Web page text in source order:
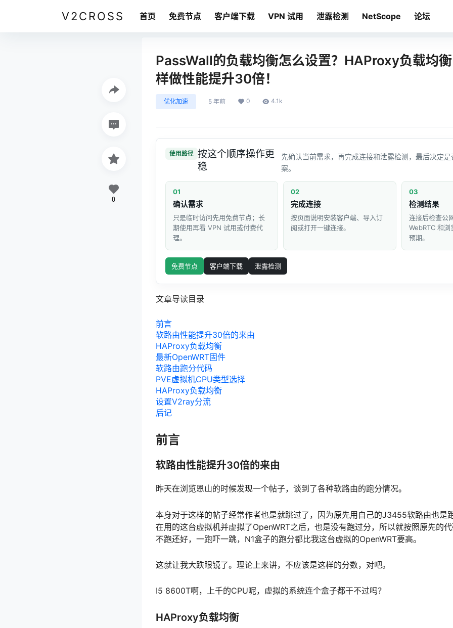
V2CROSS 首页 免费节点 客户端下载 VPN 试用 泄露检测 NetScope 论坛
PassWall的负载均衡怎么设置？HAProxy负载均
样做性能提升30倍！
优化加速 5 年前 0 4.1k
使用路径 按这个顺序操作更
稳
先确认当前需求，再完成连接和泄露检测，最后决定
案。
01
确认需求
只是临时访问先用免费节点；长
期使用再看 VPN 试用或付费代
理。
02
完成连接
按页面说明安装客户端、导入订
阅或打开一键连接。
03
检测结果
连接后检查公
WebRTC 和浏
预期。
免费节点 客户端下载 泄露检测
文章导读目录
前言
软路由性能提升30倍的来由
HAProxy负载均衡
最新OpenWRT固件
软路由跑分代码
PVE虚拟机CPU类型选择
HAProxy负载均衡
设置V2ray分流
后记
前言
软路由性能提升30倍的来由
昨天在浏览恩山的时候发现一个帖子，谈到了各种软路由的跑分情况。
本身对于这样的帖子经常作者也是就跳过了，因为原先用自己的J3455软路由也是
在用的这台虚拟机并虚拟了OpenWRT之后，也是没有跑过分，所以就按照原先的
不跑还好，一跑吓一跳，N1盒子的跑分都比我这台虚拟的OpenWRT要高。
这就让我大跌眼镜了。理论上来讲，不应该是这样的分数，对吧。
I5 8600T啊，上千的CPU呢，虚拟的系统连个盒子都干不过吗？
HAProxy负载均衡
0